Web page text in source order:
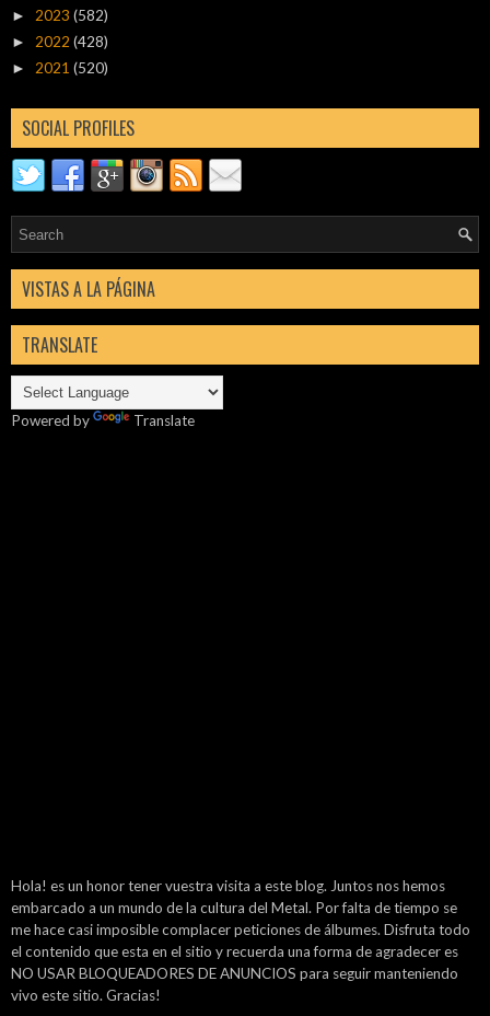
► 2023 (582)
► 2022 (428)
► 2021 (520)
SOCIAL PROFILES
VISTAS A LA PÁGINA
TRANSLATE
Powered by Translate
Hola! es un honor tener vuestra visita a este blog. Juntos nos hemos
embarcado a un mundo de la cultura del Metal. Por falta de tiempo se
me hace casi imposible complacer peticiones de álbumes. Disfruta todo
el contenido que esta en el sitio y recuerda una forma de agradecer es
NO USAR BLOQUEADORES DE ANUNCIOS para seguir manteniendo
vivo este sitio. Gracias!